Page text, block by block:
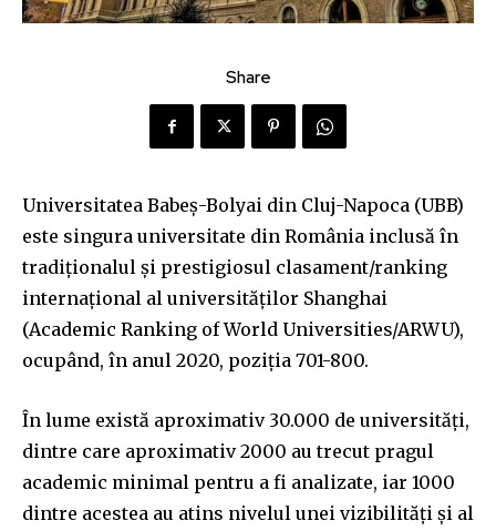
Share
Universitatea Babeș-Bolyai din Cluj-Napoca (UBB)
este singura universitate din România inclusă în
tradiționalul și prestigiosul clasament/ranking
internațional al universităților Shanghai
(Academic Ranking of World Universities/ARWU),
ocupând, în anul 2020, poziția 701-800.
În lume există aproximativ 30.000 de universități,
dintre care aproximativ 2000 au trecut pragul
academic minimal pentru a fi analizate, iar 1000
dintre acestea au atins nivelul unei vizibilități și al